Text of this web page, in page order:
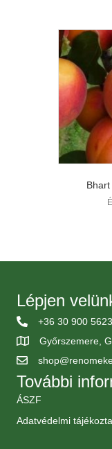
Lépjen
+36 30 900 5623
Győrszemere,
További
ÁSZF
Adatvédelmi